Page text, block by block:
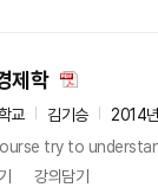
제학
교 김기승
2014
try to
강의담기